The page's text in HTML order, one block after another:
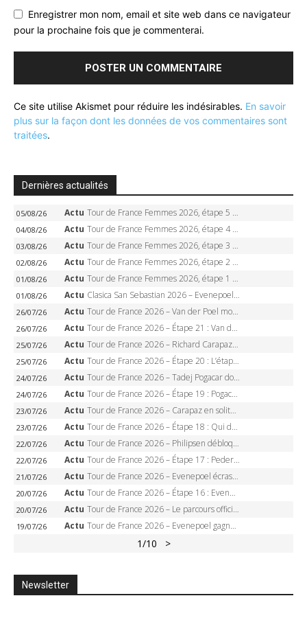
Enregistrer mon nom, email et site web dans ce navigateur
pour la prochaine fois que je commenterai.
Ce site utilise Akismet pour réduire les indésirables. En savoir
plus sur la façon dont les données de vos commentaires sont
traitées.
Dernières actualités
05/08/26 Actu Tour de France Femmes 2026, étape 5 – Demi Vollering gagne à Belleville, Reusser en jaune, Ferrand-Prévot coule
04/08/26 Actu Tour de France Femmes 2026, étape 4 – Marlen Reusser écrase le chrono, Ferrand-Prévot en crise
03/08/26 Actu Tour de France Femmes 2026, étape 3 – Sigrid Haugset en solitaire, 88 km d’échappée, maillot jaune
02/08/26 Actu Tour de France Femmes 2026, étape 2 – Lorena Wiebes doublé à Genève, Markus héroïque, 7e record
01/08/26 Actu Tour de France Femmes 2026, étape 1 – Lorena Wiebes intouchable à Lausanne, premier maillot jaune
01/08/26 Actu Clasica San Sebastian 2026 – Evenepoel recordman, 4e victoire, Carapaz battu au sprint
26/07/26 Actu Tour de France 2026 – Van der Poel monumental à Paris, Pogacar égale le record des cinq sacres
26/07/26 Actu Tour de France 2026 – Étape 21 : Van der Poel, Pogacar, qui succédera à Wout van Aert sur les Champs-Elysées ?
25/07/26 Actu Tour de France 2026 – Richard Carapaz roi des Alpes, doublé et maillot à pois, Seixas perd le podium
25/07/26 Actu Tour de France 2026 – Étape 20 : L’étape reine, Galibier, Sarenne, Alpe d’Huez, qui succédera à Pogacar ?
24/07/26 Actu Tour de France 2026 – Tadej Pogacar dompte l’Alpe d’Huez, 5e victoire, record de Pantani pulvérisé
24/07/26 Actu Tour de France 2026 – Étape 19 : Pogacar peut-il enfin dompter l’Alpe d’Huez ?
23/07/26 Actu Tour de France 2026 – Carapaz en solitaire à Orcières-Merlette, Paret-Peintre à un point du maillot à pois
23/07/26 Actu Tour de France 2026 – Étape 18 : Qui domptera Orcières-Merlette, première marche vers l’Alpe d’Huez ?
22/07/26 Actu Tour de France 2026 – Philipsen débloque son compteur à Voiron, Pedersen en danger pour le maillot vert
22/07/26 Actu Tour de France 2026 – Étape 17 : Pedersen peut-il verrouiller le maillot vert à Voiron ?
21/07/26 Actu Tour de France 2026 – Evenepoel écrase le chrono d’Évian, Seixas 4e, Lipowitz abandonne
20/07/26 Actu Tour de France 2026 – Étape 16 : Evenepoel, Pogacar, Ganna… qui domptera le chrono d’Évian pour redessiner le podium ?
20/07/26 Actu Tour de France 2026 – Le parcours officiel complet : 21 étapes, profils, carte et dates
19/07/26 Actu Tour de France 2026 – Evenepoel gagne à Solaison, Vingegaard abandonne, Pogacar toujours en jaune
1/10 >
Newsletter